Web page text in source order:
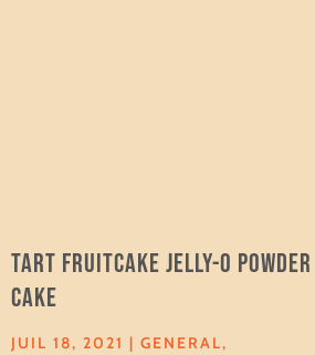
Tart fruitcake jelly-o powder
cake
JUIL 18, 2021 |GENERAL,